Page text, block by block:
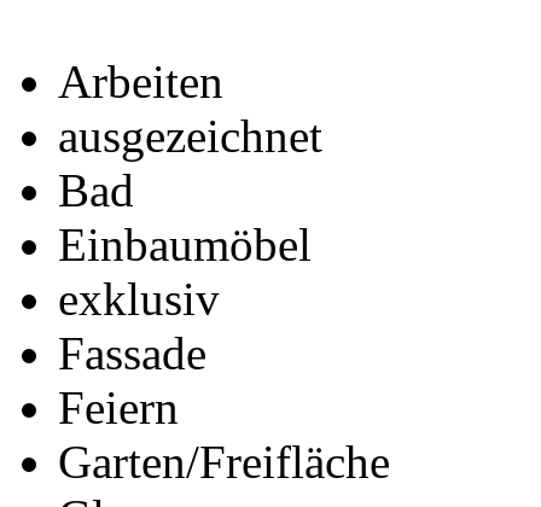
Arbeiten
ausgezeichnet
Bad
Einbaumöbel
exklusiv
Fassade
Feiern
Garten/Freifläche